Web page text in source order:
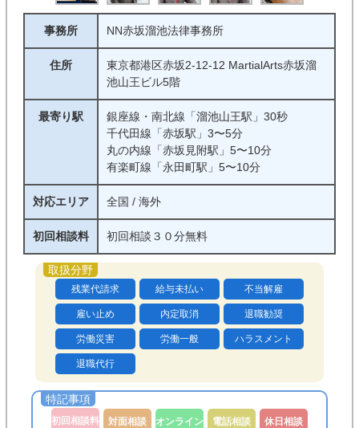
事務所 NN赤坂溜池法律事務所
住所
東京都港区赤坂2-12-12 MartialArts赤坂溜
池山王ビル5階
最寄り駅
銀座線・南北線「溜池山王駅」30秒
千代田線「赤坂駅」3〜5分
丸の内線「赤坂見附駅」5〜10分
有楽町線「永田町駅」5〜10分
対応エリア 全国 / 海外
初回相談料 初回相談３０分無料
残業代請求 給与未払い 不当解雇
雇い止め 内定取消 退職勧奨
労働災害 労働一般 ハラスメント
退職代行
初回相談料
対面相談
オンライン
電話相談
休日相談